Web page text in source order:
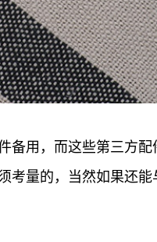
备用，而这些第三方
考量的，当然如果还